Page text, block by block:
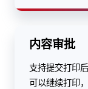
内容审批
支持提交打
可以继续打